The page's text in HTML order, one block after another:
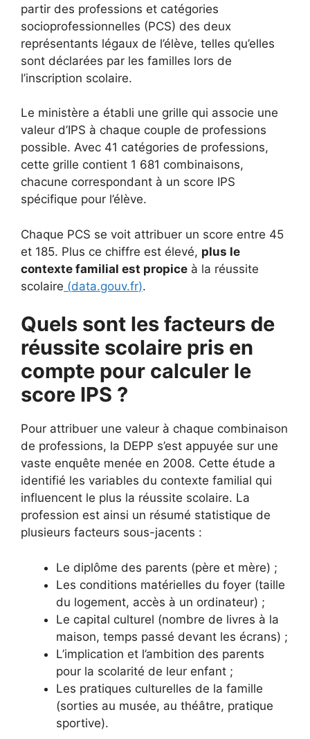
partir des professions et catégories
socioprofessionnelles (PCS) des deux
représentants légaux de l’élève, telles qu’elles
sont déclarées par les familles lors de
l’inscription scolaire.
Le ministère a établi une grille qui associe une
valeur d’IPS à chaque couple de professions
possible. Avec 41 catégories de professions,
cette grille contient 1 681 combinaisons,
chacune correspondant à un score IPS
spécifique pour l’élève.
Chaque PCS se voit attribuer un score entre 45
et 185. Plus ce chiffre est élevé, plus le
contexte familial est propice à la réussite
scolaire (data.gouv.fr).
Quels sont les facteurs de
réussite scolaire pris en
compte pour calculer le
score IPS ?
Pour attribuer une valeur à chaque combinaison
de professions, la DEPP s’est appuyée sur une
vaste enquête menée en 2008. Cette étude a
identifié les variables du contexte familial qui
influencent le plus la réussite scolaire. La
profession est ainsi un résumé statistique de
plusieurs facteurs sous-jacents :
Le diplôme des parents (père et mère) ;
Les conditions matérielles du foyer (taille
du logement, accès à un ordinateur) ;
Le capital culturel (nombre de livres à la
maison, temps passé devant les écrans) ;
L’implication et l’ambition des parents
pour la scolarité de leur enfant ;
Les pratiques culturelles de la famille
(sorties au musée, au théâtre, pratique
sportive).